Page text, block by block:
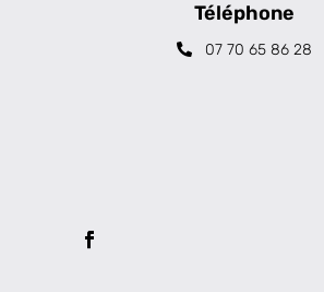
Téléphone
07 70 65 86 28